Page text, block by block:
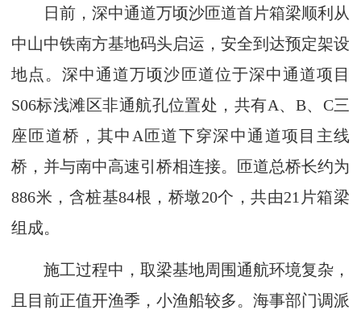
日前，深中通道万顷沙匝道首片箱梁顺利从
中山中铁南方基地码头启运，安全到达预定架设
地点。深中通道万顷沙匝道位于深中通道项目
S06标浅滩区非通航孔位置处，共有A、B、C三
座匝道桥，其中A匝道下穿深中通道项目主线
桥，并与南中高速引桥相连接。匝道总桥长约为
886米，含桩基84根，桥墩20个，共由21片箱梁
组成。
施工过程中，取梁基地周围通航环境复杂，
且目前正值开渔季，小渔船较多。海事部门调派